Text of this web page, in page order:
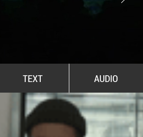
All Stars For Outernational
TEXT AUDIO